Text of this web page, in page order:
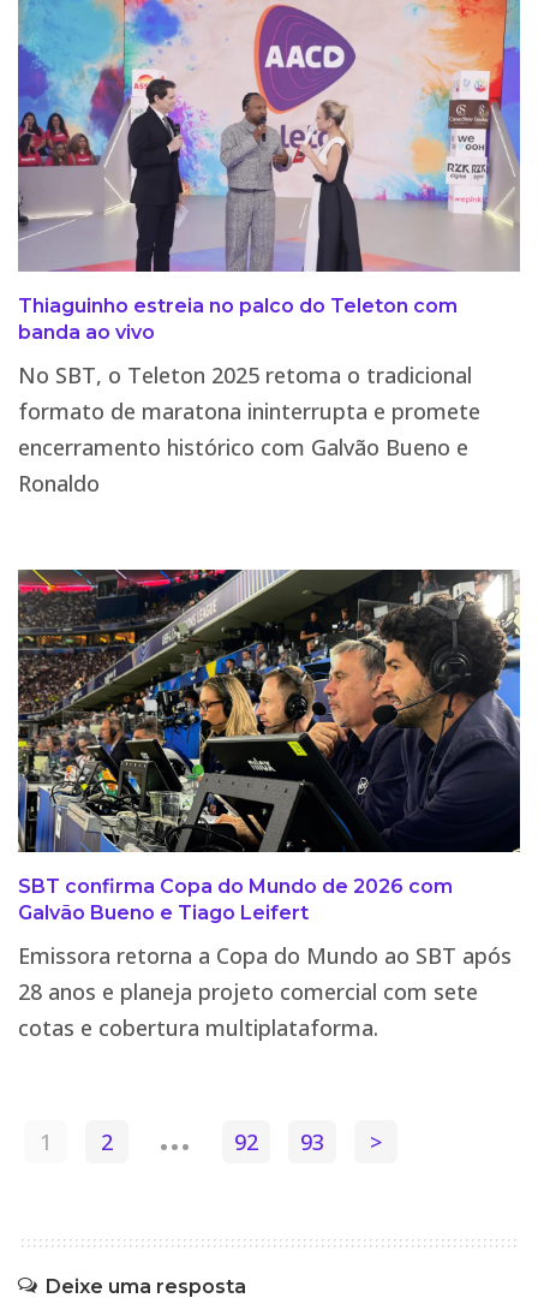
Thiaguinho estreia no palco do Teleton com
banda ao vivo
No SBT, o Teleton 2025 retoma o tradicional
formato de maratona ininterrupta e promete
encerramento histórico com Galvão Bueno e
Ronaldo
SBT confirma Copa do Mundo de 2026 com
Galvão Bueno e Tiago Leifert
Emissora retorna a Copa do Mundo ao SBT após
28 anos e planeja projeto comercial com sete
cotas e cobertura multiplataforma.
1 2 … 92 93 >
Deixe uma resposta